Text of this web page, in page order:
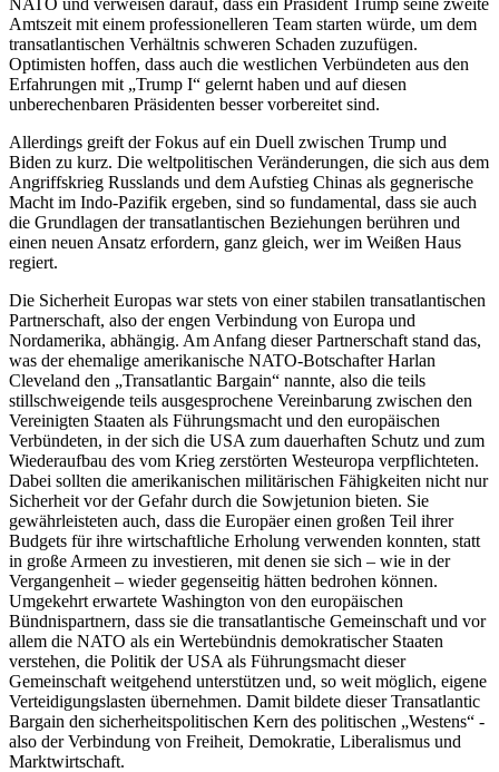
Amtszeit mit einem professionelleren Team starten würde, um dem
transatlantischen Verhältnis schweren Schaden zuzufügen.
Optimisten hoffen, dass auch die westlichen Verbündeten aus den
Erfahrungen mit „Trump I“ gelernt haben und auf diesen
unberechenbaren Präsidenten besser vorbereitet sind.
Allerdings greift der Fokus auf ein Duell zwischen Trump und
Biden zu kurz. Die weltpolitischen Veränderungen, die sich aus dem
Angriffskrieg Russlands und dem Aufstieg Chinas als gegnerische
Macht im Indo-Pazifik ergeben, sind so fundamental, dass sie auch
die Grundlagen der transatlantischen Beziehungen berühren und
einen neuen Ansatz erfordern, ganz gleich, wer im Weißen Haus
regiert.
Die Sicherheit Europas war stets von einer stabilen transatlantischen
Partnerschaft, also der engen Verbindung von Europa und
Nordamerika, abhängig. Am Anfang dieser Partnerschaft stand das,
was der ehemalige amerikanische NATO-Botschafter Harlan
Cleveland den „Transatlantic Bargain“ nannte, also die teils
stillschweigende teils ausgesprochene Vereinbarung zwischen den
Vereinigten Staaten als Führungsmacht und den europäischen
Verbündeten, in der sich die USA zum dauerhaften Schutz und zum
Wiederaufbau des vom Krieg zerstörten Westeuropa verpflichteten.
Dabei sollten die amerikanischen militärischen Fähigkeiten nicht nur
Sicherheit vor der Gefahr durch die Sowjetunion bieten. Sie
gewährleisteten auch, dass die Europäer einen großen Teil ihrer
Budgets für ihre wirtschaftliche Erholung verwenden konnten, statt
in große Armeen zu investieren, mit denen sie sich – wie in der
Vergangenheit – wieder gegenseitig hätten bedrohen können.
Umgekehrt erwartete Washington von den europäischen
Bündnispartnern, dass sie die transatlantische Gemeinschaft und vor
allem die NATO als ein Wertebündnis demokratischer Staaten
verstehen, die Politik der USA als Führungsmacht dieser
Gemeinschaft weitgehend unterstützen und, so weit möglich, eigene
Verteidigungslasten übernehmen. Damit bildete dieser Transatlantic
Bargain den sicherheitspolitischen Kern des politischen „Westens“ -
also der Verbindung von Freiheit, Demokratie, Liberalismus und
Marktwirtschaft.